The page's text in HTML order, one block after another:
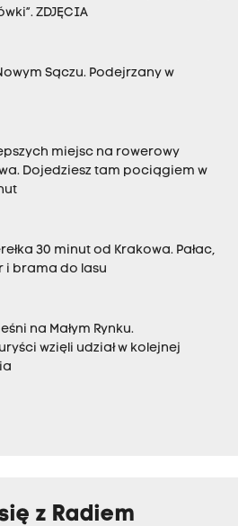
ZDJĘCIA
Sączu. Podejrzany w
miejsc na rowerowy
Dojedziesz tam pociągiem w
30 minut od Krakowa. Pałac,
i brama do lasu
na Małym Rynku.
wzięli udział w kolejnej
z Radiem